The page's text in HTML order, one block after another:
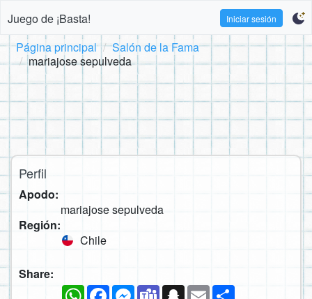
Juego de ¡Basta! Iniciar sesión
Página principal
Salón de la Fama
mariajose sepulveda
Perfil
Apodo:
mariajose sepulveda
Región:
Chile
Share:
WhatsAppFacebookMessenger
TeamsSnapchat
Email